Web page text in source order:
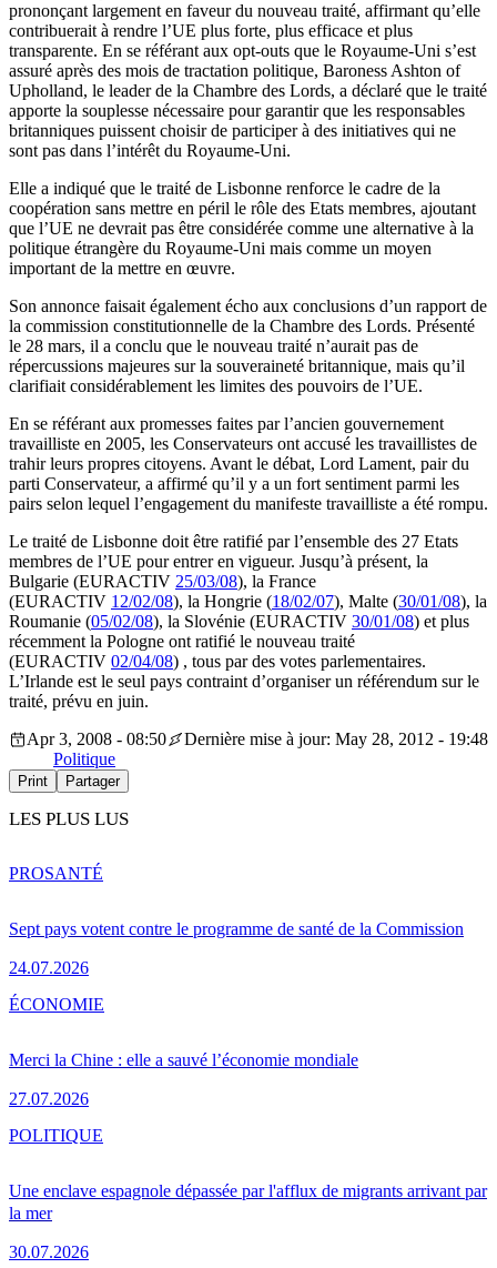
prononçant largement en faveur du nouveau traité, affirmant qu’elle
contribuerait à rendre l’UE plus forte, plus efficace et plus
transparente. En se référant aux opt-outs que le Royaume-Uni s’est
assuré après des mois de tractation politique, Baroness Ashton of
Upholland, le leader de la Chambre des Lords, a déclaré que le traité
apporte la souplesse nécessaire pour garantir que les responsables
britanniques puissent choisir de participer à des initiatives qui ne
sont pas dans l’intérêt du Royaume-Uni.
Elle a indiqué que le traité de Lisbonne renforce le cadre de la
coopération sans mettre en péril le rôle des Etats membres, ajoutant
que l’UE ne devrait pas être considérée comme une alternative à la
politique étrangère du Royaume-Uni mais comme un moyen
important de la mettre en œuvre.
Son annonce faisait également écho aux conclusions d’un rapport de
la commission constitutionnelle de la Chambre des Lords. Présenté
le 28 mars, il a conclu que le nouveau traité n’aurait pas de
répercussions majeures sur la souveraineté britannique, mais qu’il
clarifiait considérablement les limites des pouvoirs de l’UE.
En se référant aux promesses faites par l’ancien gouvernement
travailliste en 2005, les Conservateurs ont accusé les travaillistes de
trahir leurs propres citoyens. Avant le débat, Lord Lament, pair du
parti Conservateur, a affirmé qu’il y a un fort sentiment parmi les
pairs selon lequel l’engagement du manifeste travailliste a été rompu.
Le traité de Lisbonne doit être ratifié par l’ensemble des 27 Etats
membres de l’UE pour entrer en vigueur. Jusqu’à présent, la
Bulgarie (EURACTIV 25/03/08), la France
(EURACTIV 12/02/08), la Hongrie (18/02/07), Malte (30/01/08), la
Roumanie (05/02/08), la Slovénie (EURACTIV 30/01/08) et plus
récemment la Pologne ont ratifié le nouveau traité
(EURACTIV 02/04/08) , tous par des votes parlementaires.
L’Irlande est le seul pays contraint d’organiser un référendum sur le
traité, prévu en juin.
Apr 3, 2008 - 08:50
Dernière mise à jour: May 28, 2012 - 19:48
Politique
Print Partager
LES PLUS LUS
Sept pays votent contre le programme de santé de la Commission
24.07.2026
PROSANTÉ
Merci la Chine : elle a sauvé l’économie mondiale
27.07.2026
ÉCONOMIE
Une enclave espagnole dépassée par l'afflux de migrants arrivant par
la mer
30.07.2026
POLITIQUE